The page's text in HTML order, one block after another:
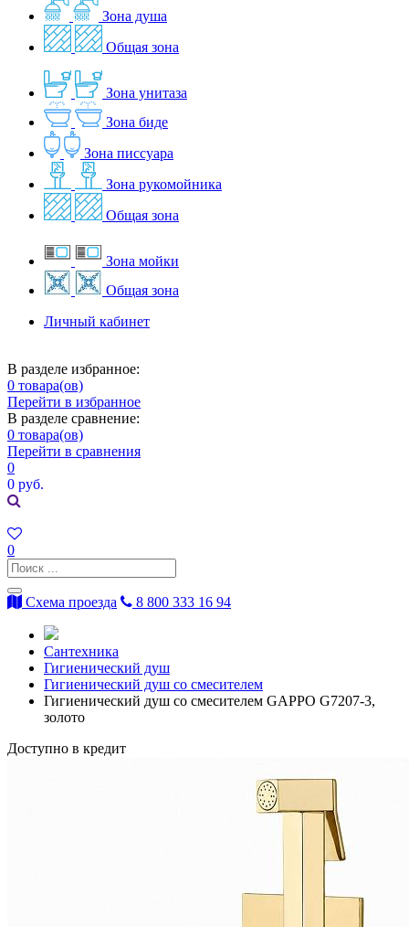
Зона душа
Общая зона
Зона унитаза
Зона биде
Зона писсуара
Зона рукомойника
Общая зона
Зона мойки
Общая зона
Личный кабинет
В разделе избранное:
0 товара(ов)
Перейти в избранное
В разделе сравнение:
0 товара(ов)
Перейти в сравнения
0
0 руб.
0
Схема проезда 8 800 333 16 94
Сантехника
Гигиенический душ
Гигиенический душ со смесителем
Гигиенический душ со смесителем GAPPO G7207-3,
золото
Доступно в кредит